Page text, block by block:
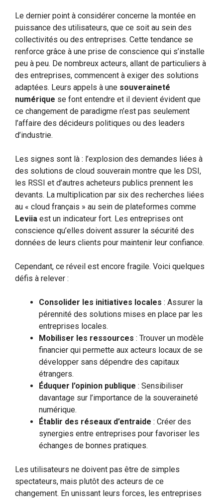
Le dernier point à considérer concerne la montée en
puissance des utilisateurs, que ce soit au sein des
collectivités ou des entreprises. Cette tendance se
renforce grâce à une prise de conscience qui s’installe
peu à peu. De nombreux acteurs, allant de particuliers à
des entreprises, commencent à exiger des solutions
adaptées. Leurs appels à une souveraineté
numérique se font entendre et il devient évident que
ce changement de paradigme n’est pas seulement
l’affaire des décideurs politiques ou des leaders
d’industrie.
Les signes sont là : l’explosion des demandes liées à
des solutions de cloud souverain montre que les DSI,
les RSSI et d’autres acheteurs publics prennent les
devants. La multiplication par six des recherches liées
au « cloud français » au sein de plateformes comme
Leviia est un indicateur fort. Les entreprises ont
conscience qu’elles doivent assurer la sécurité des
données de leurs clients pour maintenir leur confiance.
Cependant, ce réveil est encore fragile. Voici quelques
défis à relever :
Consolider les initiatives locales : Assurer la
pérennité des solutions mises en place par les
entreprises locales.
Mobiliser les ressources : Trouver un modèle
financier qui permette aux acteurs locaux de se
développer sans dépendre des capitaux
étrangers.
Éduquer l’opinion publique : Sensibiliser
davantage sur l’importance de la souveraineté
numérique.
Établir des réseaux d’entraide : Créer des
synergies entre entreprises pour favoriser les
échanges de bonnes pratiques.
Les utilisateurs ne doivent pas être de simples
spectateurs, mais plutôt des acteurs de ce
changement. En unissant leurs forces, les entreprises